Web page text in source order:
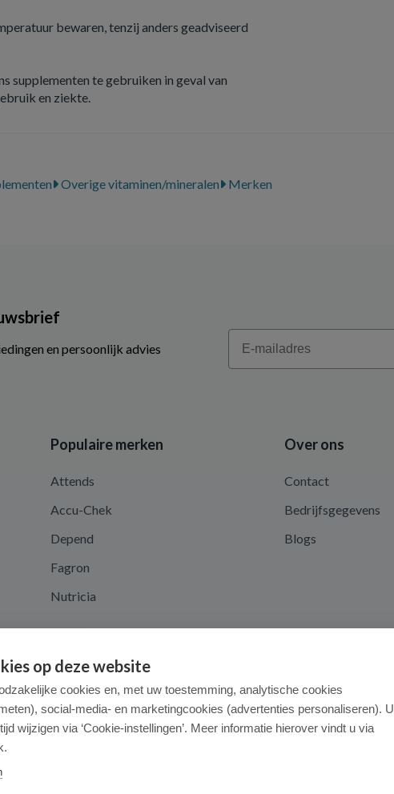
bewaren, tenzij anders geadviseerd
supplementen te gebruiken in geval van
en ziekte.
Overige vitaminen/mineralen Merken
en persoonlijk advies
Email
Populaire merken
Attends
Accu-Chek
Depend
Fagron
Nutricia
Over ons
Contact
Bedrijfsgegevens
Blogs
op deze website
cookies en, met uw toestemming, analytische cookies
social-media- en marketingcookies (advertenties personaliseren). U
wijzigen via ‘Cookie-instellingen’. Meer informatie hierover vindt u via
en persoonlijk